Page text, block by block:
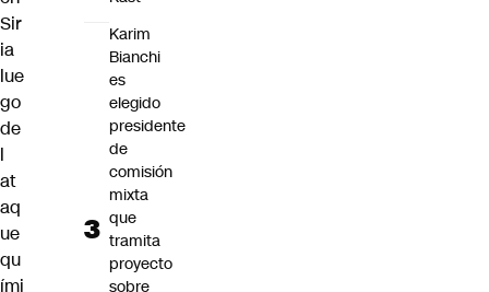
Sir
ia
lue
go
de
l
at
aq
ue
qu
ími
Karim
Bianchi
es
elegido
presidente
de
comisión
mixta
que
tramita
proyecto
sobre